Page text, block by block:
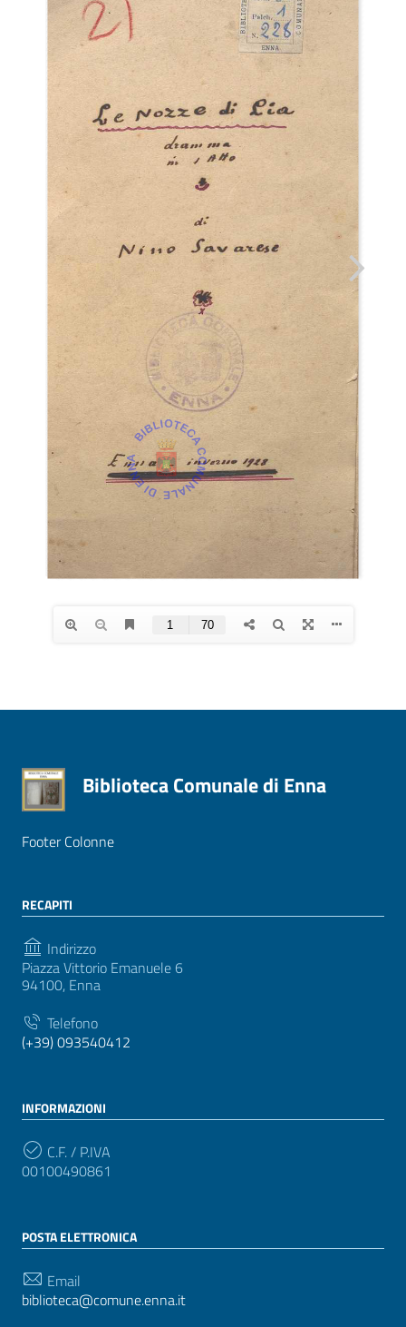
Biblioteca Comunale di Enna
Footer Colonne
RECAPITI
Indirizzo
Piazza Vittorio Emanuele 6
94100, Enna
Telefono
(+39) 093540412
INFORMAZIONI
C.F. / P.IVA
00100490861
POSTA ELETTRONICA
Email
biblioteca@comune.enna.it